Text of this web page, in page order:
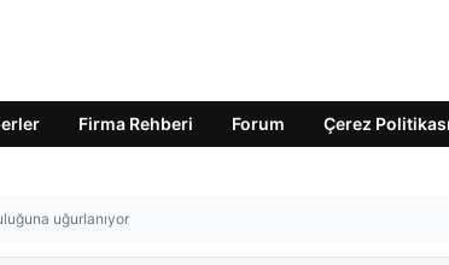
Firma Rehberi Forum Çerez Politikası
uğurlanıyor